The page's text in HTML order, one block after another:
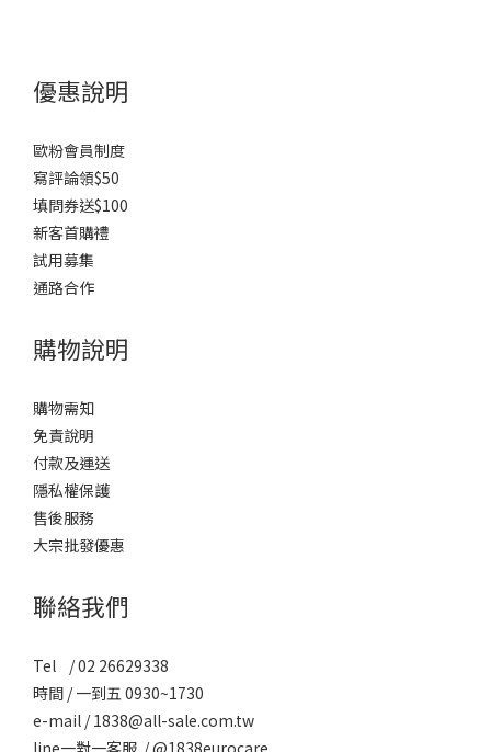
優惠說明
歐粉會員制度
寫評論領$50
填問券送$100
新客首購禮
試用募集
通路合作
購物說明
購物需知
免責說明
付款及運送
隱私權保護
售後服務
大宗批發優惠
聯絡我們
Tel / 02 26629338
時間 / 一到五 0930~1730
e-mail / 1838@all-sale.com.tw
line一對一客服 / @1838eurocare